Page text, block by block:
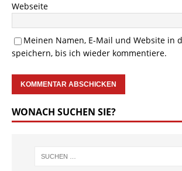
Webseite
Meinen Namen, E-Mail und Website in
speichern, bis ich wieder kommentiere.
WONACH SUCHEN SIE?